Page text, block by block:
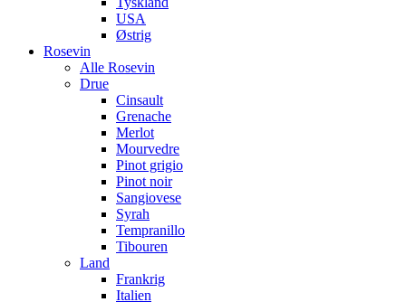
USA
Østrig
Rosevin
Alle Rosevin
Drue
Cinsault
Grenache
Merlot
Mourvedre
Pinot grigio
Pinot noir
Sangiovese
Syrah
Tempranillo
Tibouren
Land
Frankrig
Italien